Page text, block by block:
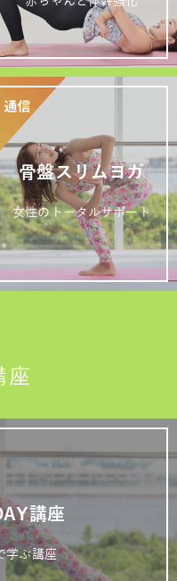
骨盤スリムヨガ
女性のトータルサポート
座
講座
学ぶ講座